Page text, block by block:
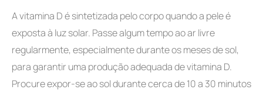
A vitamina D é sintetizada pelo corpo quando a pele é
exposta à luz solar. Passe algum tempo ao ar livre
regularmente, especialmente durante os meses de sol,
para garantir uma produção adequada de vitamina D.
Procure expor-se ao sol durante cerca de 10 a 30 minutos